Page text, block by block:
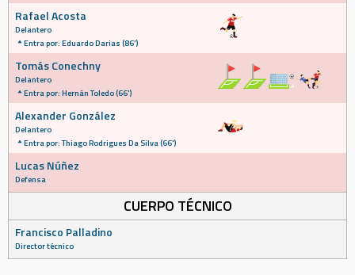
Rafael Acosta
Delantero
Entra por: Eduardo Darias (86')
Tomás Conechny
Delantero
Entra por: Hernán Toledo (66')
Alexander González
Delantero
Entra por: Thiago Rodrigues Da Silva (66')
Lucas Núñez
Defensa
CUERPO TÉCNICO
Francisco Palladino
Director técnico